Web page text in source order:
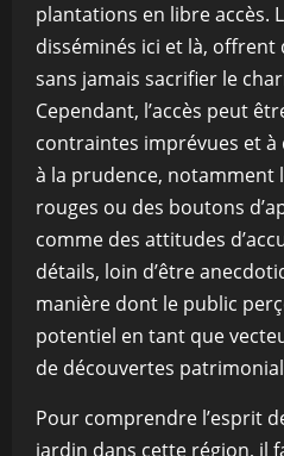
plantations en libre accès.
disséminés ici et là,
sans jamais sacrifier le
Cependant, l’accès peut
contraintes imprévues et
à la prudence, notamment
rouges ou des boutons
comme des attitudes
détails, loin d’être
manière dont le public
potentiel en tant que
de découvertes
Pour comprendre l’esprit
jardin dans cette région, il